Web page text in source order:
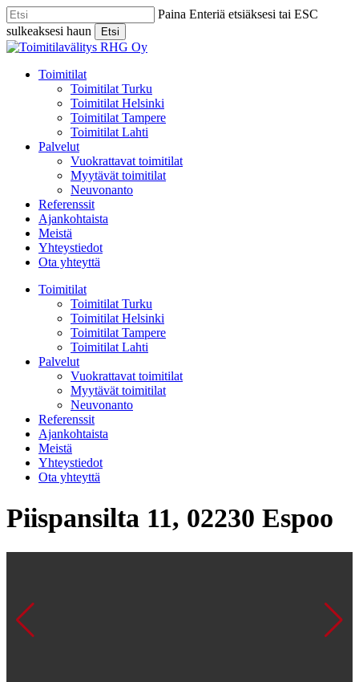
Skip
to
main
content
Paina Enteriä etsiäksesi tai ESC
sulkeaksesi haun
Etsi
Close
Menu
Toimitilat
Toimitilat Turku
Toimitilat Helsinki
Toimitilat Tampere
Toimitilat Lahti
Palvelut
Vuokrattavat toimitilat
Myytävät toimitilat
Neuvonanto
Referenssit
Ajankohtaista
Meistä
Yhteystiedot
Ota yhteyttä
Toimitilat
Toimitilat Turku
Toimitilat Helsinki
Toimitilat Tampere
Toimitilat Lahti
Palvelut
Vuokrattavat toimitilat
Myytävät toimitilat
Neuvonanto
Referenssit
Ajankohtaista
Meistä
Yhteystiedot
Ota yhteyttä
Piispansilta 11, 02230 Espoo